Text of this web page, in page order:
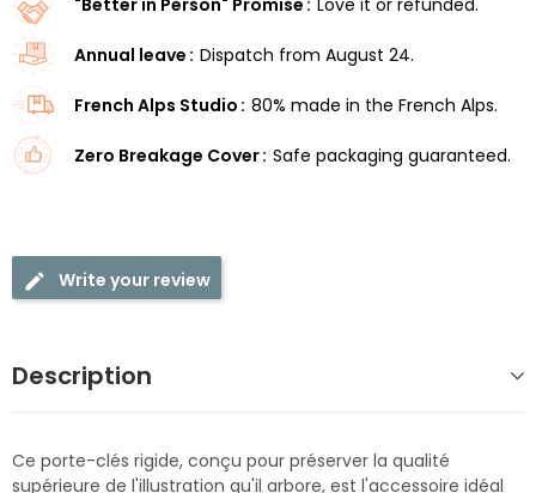
"Better in Person" Promise Love it or refunded.
Annual leave Dispatch from August 24.
French Alps Studio 80% made in the French Alps.
Zero Breakage Cover Safe packaging guaranteed.
Write your review
Description
Ce porte-clés rigide, conçu pour préserver la qualité
supérieure de l'illustration qu'il arbore, est l'accessoire idéal